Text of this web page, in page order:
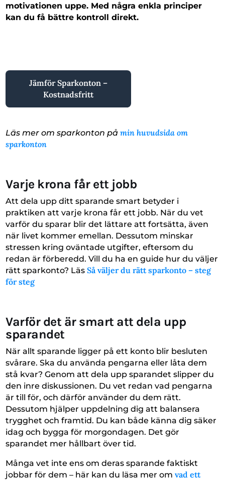
motivationen uppe. Med några enkla principer
kan du få bättre kontroll direkt.
Jämför Sparkonton –
Kostnadsfritt
Läs mer om sparkonton påmin huvudsida om
sparkonton
Varje krona får ett jobb
Att dela upp ditt sparande smart betyder i
praktiken att varje krona får ett jobb. När du vet
varför du sparar blir det lättare att fortsätta, även
när livet kommer emellan. Dessutom minskar
stressen kring oväntade utgifter, eftersom du
redan är förberedd. Vill du ha en guide hur du väljer
rätt sparkonto? LäsSå väljer du rätt sparkonto – steg
för steg
Varför det är smart att dela upp
sparandet
När allt sparande ligger på ett konto blir besluten
svårare. Ska du använda pengarna eller låta dem
stå kvar? Genom att dela upp sparandet slipper du
den inre diskussionen. Du vet redan vad pengarna
är till för, och därför använder du dem rätt.
Dessutom hjälper uppdelning dig att balansera
trygghet och framtid. Du kan både känna dig säker
idag och bygga för morgondagen. Det gör
sparandet mer hållbart över tid.
Många vet inte ens om deras sparande faktiskt
jobbar för dem – här kan du läsa mer omvad ett